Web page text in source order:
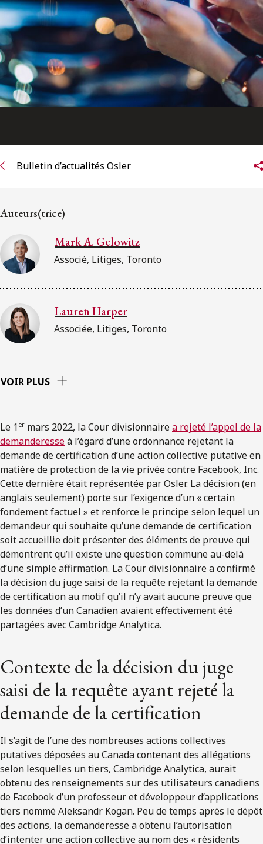
Bulletin d’actualités Osler
Auteurs(trice)
Mark A. Gelowitz
Associé, Litiges, Toronto
Lauren Harper
Associée, Litiges, Toronto
VOIR PLUS
Le 1 er mars 2022, la Cour divisionnairea rejeté l’appel de la
demanderesseà l’égard d’une ordonnance rejetant la
demande de certification d’une action collective putative en
matière de protection de la vie privée contre Facebook, Inc.
Cette dernière était représentée par Osler. La décision (en
anglais seulement) porte sur l’exigence d’un « certain
fondement factuel » et renforce le principe selon lequel un
demandeur qui souhaite qu’une demande de certification
soit accueillie doit présenter des éléments de preuve qui
démontrent qu’il existe une question commune au-delà
d’une simple affirmation. La Cour divisionnaire a confirmé
la décision du juge saisi de la requête rejetant la demande
de certification au motif qu’il n’y avait aucune preuve que
les données d’un Canadien avaient effectivement été
partagées avec Cambridge Analytica.
Contexte de la décision du juge
saisi de la requête ayant rejeté la
demande de la certification
Il s’agit de l’une des nombreuses actions collectives
putatives déposées au Canada contenant des allégations
selon lesquelles un tiers, Cambridge Analytica, aurait
obtenu des renseignements sur des utilisateurs canadiens
de Facebook d’un professeur et développeur d’applications
tiers nommé Aleksandr Kogan. Peu de temps après le dépôt
des actions, la demanderesse a obtenu l’autorisation
d’intenter une action collective au nom des « résidents